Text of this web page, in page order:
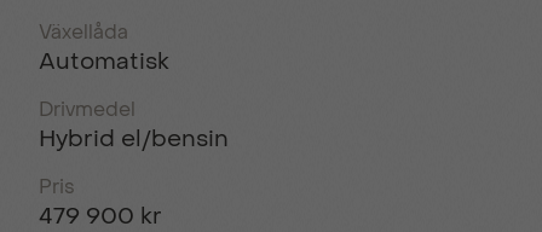
Växellåda
Automatisk
Drivmedel
Hybrid el/bensin
Pris
479 900 kr